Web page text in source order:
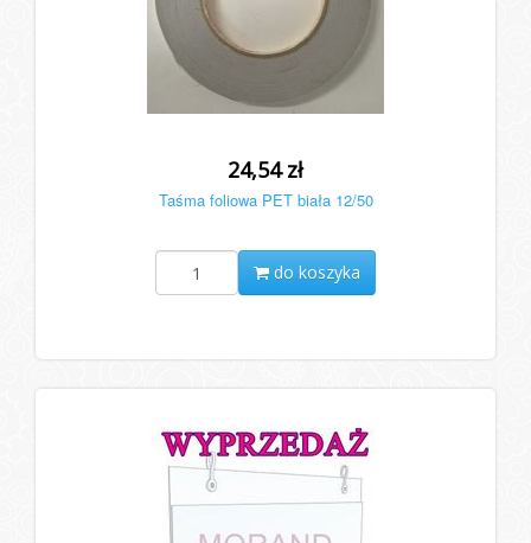
24,54 zł
Taśma foliowa PET biała 12/50
do koszyka